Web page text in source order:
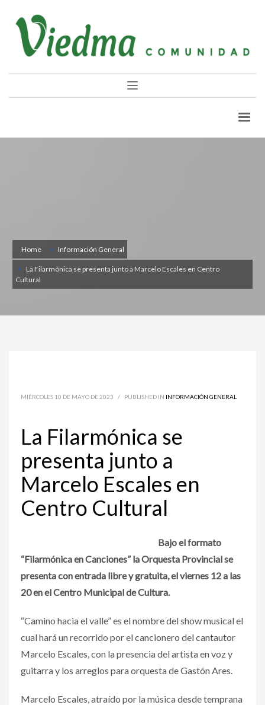
Home Información General
La Filarmónica se presenta junto a Marcelo Escales en Centro
Cultural
MIÉRCOLES 10 DE MAYO DE 2023 / PUBLISHED IN INFORMACIÓN GENERAL
La Filarmónica se
presenta junto a
Marcelo Escales en
Centro Cultural
Bajo el formato
“Filarmónica en Canciones” la Orquesta Provincial se
presenta con entrada libre y gratuita, el viernes 12 a las
20 en el Centro Municipal de Cultura.
“Camino hacia el valle” es el nombre del show musical el
cual hará un recorrido por el cancionero del cantautor
Marcelo Escales, con la presencia del artista en voz y
guitarra y los arreglos para orquesta de Gastón Ares.
Marcelo Escales, atraído por la música desde temprana